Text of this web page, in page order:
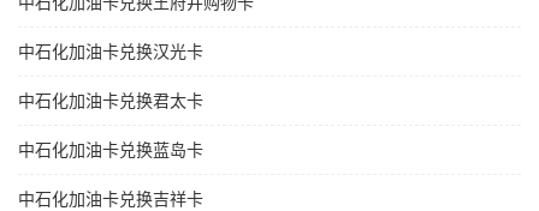
中石化加油卡兑换汉光卡
中石化加油卡兑换君太卡
中石化加油卡兑换蓝岛卡
中石化加油卡兑换吉祥卡